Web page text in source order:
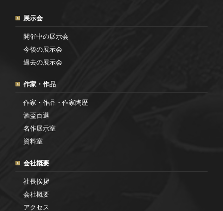
展示会
開催中の展示会
今後の展示会
過去の展示会
作家・作品
作家・作品・作家陶歴
酒盃百選
名作展示室
資料室
会社概要
社長挨拶
会社概要
アクセス